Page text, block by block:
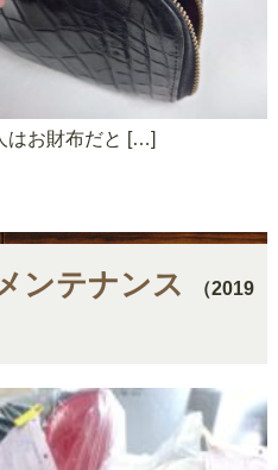
はお財布だと […]
ンテナンス （2019